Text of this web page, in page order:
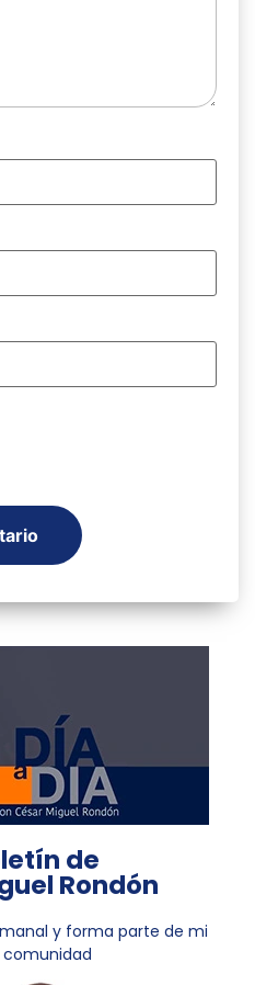
de
Rondón
y forma parte de mi
comunidad